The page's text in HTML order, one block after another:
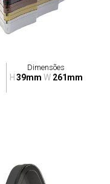
Dimensões
H 39mm W 261mm